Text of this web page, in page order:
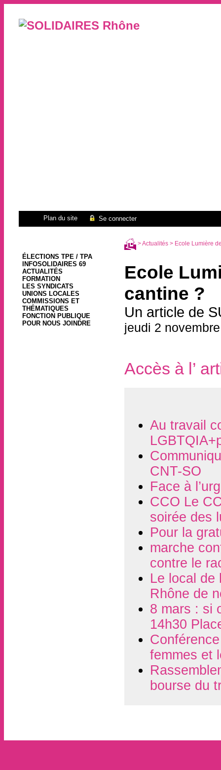
Plan du site Se connecter
ÉLECTIONS TPE / TPA
INFOSOLIDAIRES 69
ACTUALITÉS
FORMATION
LES SYNDICATS
UNIONS LOCALES
COMMISSIONS ET
THÉMATIQUES
FONCTION PUBLIQUE
POUR NOUS JOINDRE
>Actualités> Ecole Lumière
Ecole
cantine ?
Un article de
jeudi 2
Accès à l’
Au travail
CNT-SO
Face à
CCO Le
soirée des
Pour la
marche
contre le
Le local de
Rhône de
8 mars : si
14h30
femmes et
bourse du